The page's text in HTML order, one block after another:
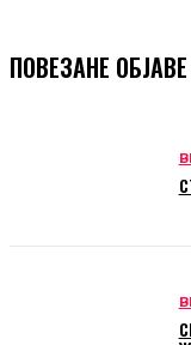
ПОВЕЗАНЕ ОБЈАВЕ